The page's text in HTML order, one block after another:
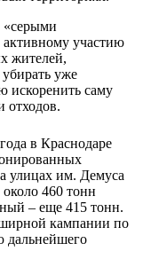
«серыми
участию
жителей,
уже
искоренить саму
отходов.
в Краснодаре
улицах им. Демуса
460 тонн
– еще 415 тонн.
кампании по
дальнейшего